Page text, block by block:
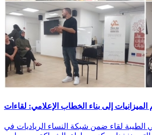
الطيبة لقاء ضمن شبكة النساء الرياديات في